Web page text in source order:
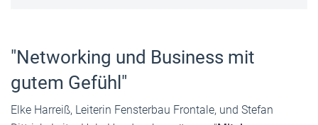
"Networking und Business mit
gutem Gefühl"
Elke Harreiß, Leiterin Fensterbau Frontale, und Stefan